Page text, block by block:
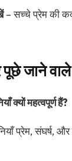
– सच्चे प्रेम की
जाने
क्यों महत्वपूर्ण हैं?
प्रेम, संघर्ष,